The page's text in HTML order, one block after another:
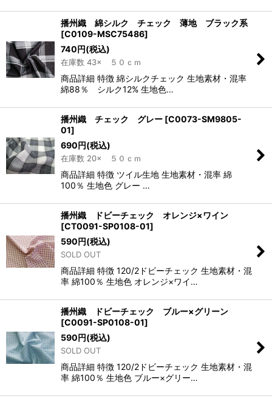
播州織 綿シルク チェック 薄地 ブラック系
[C0109-MSC75486]
740円(税込)
在庫数 43× ５０ｃｍ
商品詳細 特徴 綿シルクチェック 生地素材・混率
綿88％ シルク12% 生地色…
播州織 チェック グレー [C0073-SM9805-
01]
690円(税込)
在庫数 20× ５０ｃｍ
商品詳細 特徴 ツイル生地 生地素材・混率 綿
100％ 生地色 グレー …
播州織 ドビーチェック オレンジ×ワイン
[CT0091-SP0108-01]
590円(税込)
SOLD OUT
商品詳細 特徴 120/2ドビーチェック 生地素材・混
率 綿100％ 生地色 オレンジ×ワイ…
播州織 ドビーチェック ブルー×グリーン
[C0091-SP0108-01]
590円(税込)
SOLD OUT
商品詳細 特徴 120/2ドビーチェック 生地素材・混
率 綿100％ 生地色 ブルー×グリー…